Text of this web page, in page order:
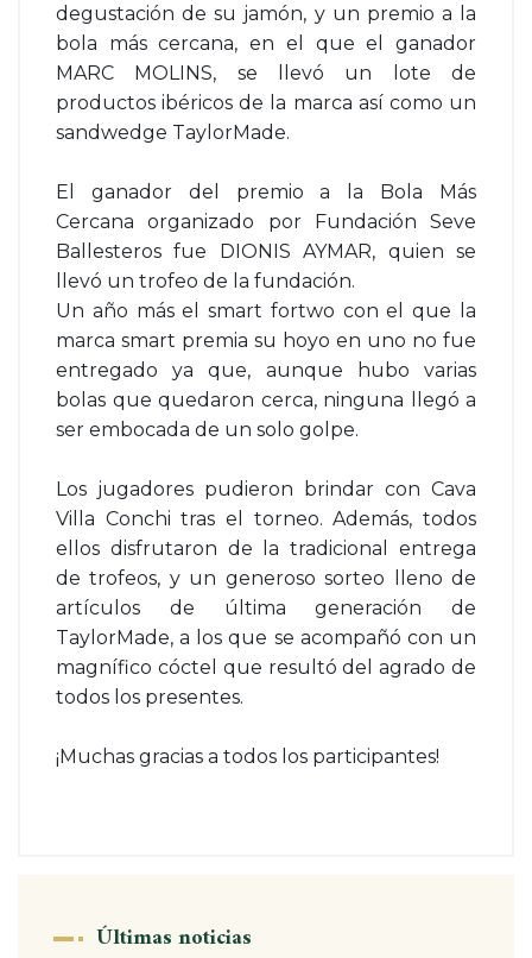
degustación de su jamón, y un premio a la
bola más cercana, en el que el ganador
MARC MOLINS, se llevó un lote de
productos ibéricos de la marca así como un
sandwedge TaylorMade.
El ganador del premio a la Bola Más
Cercana organizado por Fundación Seve
Ballesteros fue DIONIS AYMAR, quien se
llevó un trofeo de la fundación.
Un año más el smart fortwo con el que la
marca smart premia su hoyo en uno no fue
entregado ya que, aunque hubo varias
bolas que quedaron cerca, ninguna llegó a
ser embocada de un solo golpe.
Los jugadores pudieron brindar con Cava
Villa Conchi tras el torneo. Además, todos
ellos disfrutaron de la tradicional entrega
de trofeos, y un generoso sorteo lleno de
artículos de última generación de
TaylorMade, a los que se acompañó con un
magnífico cóctel que resultó del agrado de
todos los presentes.
¡Muchas gracias a todos los participantes!
Últimas noticias